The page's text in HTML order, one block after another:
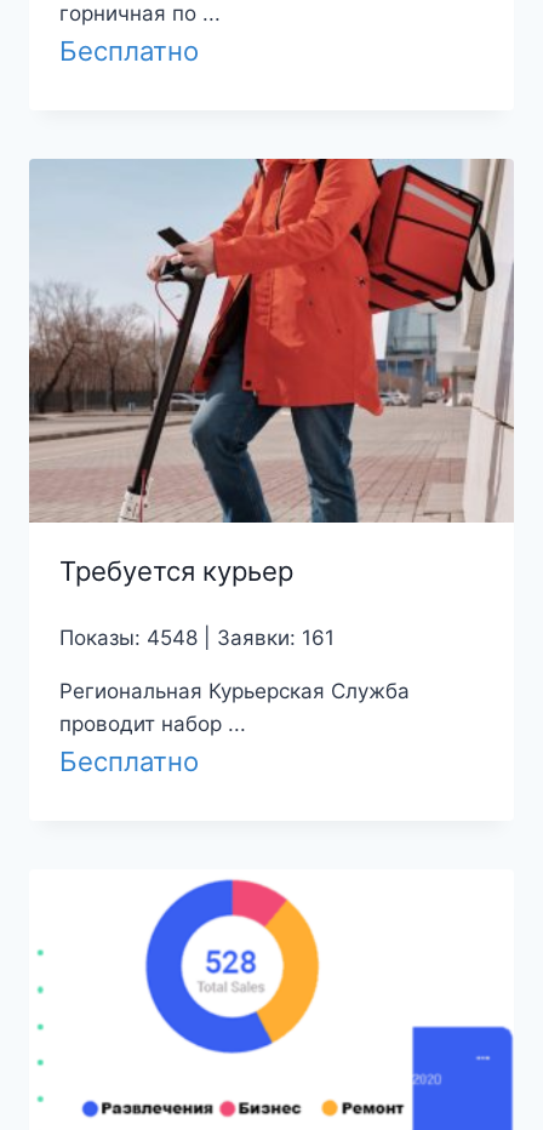
горничная по ...
Бесплатно
Требуется курьер
Показы: 4548 | Заявки: 161
Региональная Курьерская Служба
проводит набор ...
Бесплатно